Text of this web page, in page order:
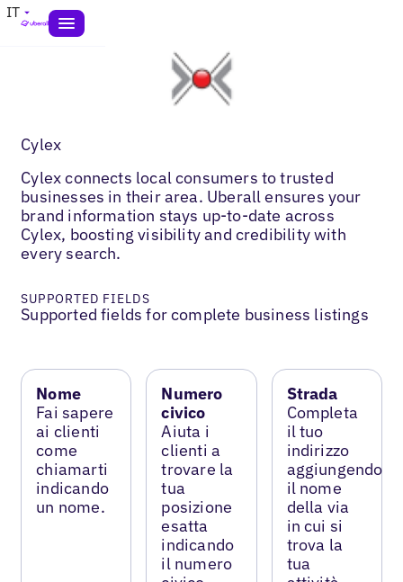
IT
Cylex
Cylex connects local consumers to trusted
businesses in their area. Uberall ensures your
brand information stays up-to-date across
Cylex, boosting visibility and credibility with
every search.
SUPPORTED FIELDS
Supported fields for complete business listings
Nome
Fai sapere
ai clienti
come
chiamarti
indicando
un nome.
Numero
civico
Aiuta i
clienti a
trovare la
tua
posizione
esatta
indicando
il numero
Strada
Completa
il tuo
indirizzo
aggiungendo
il nome
della via
in cui si
trova la
tua